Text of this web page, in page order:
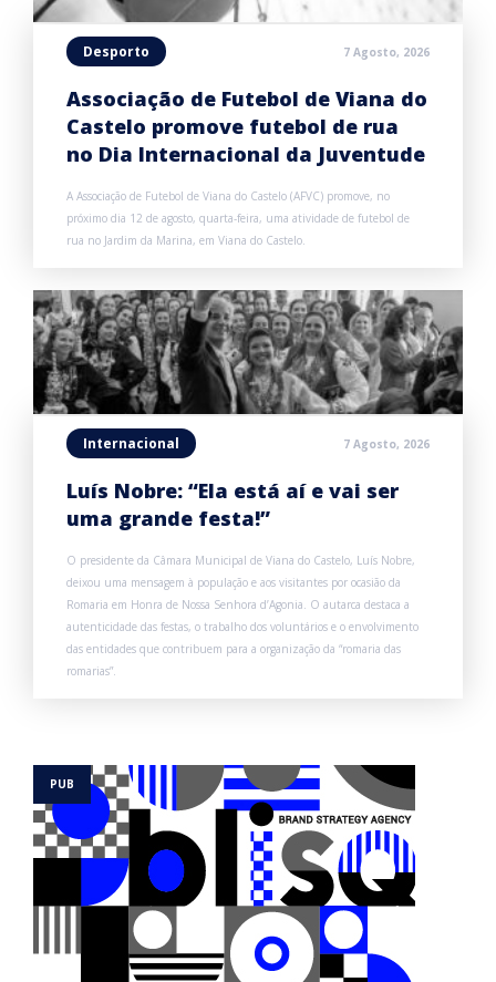
Desporto 7 Agosto, 2026
Associação de Futebol de Viana do
Castelo promove futebol de rua
no Dia Internacional da Juventude
A Associação de Futebol de Viana do Castelo (AFVC) promove, no
próximo dia 12 de agosto, quarta-feira, uma atividade de futebol de
rua no Jardim da Marina, em Viana do Castelo.
Internacional 7 Agosto, 2026
Luís Nobre: “Ela está aí e vai ser
uma grande festa!”
O presidente da Câmara Municipal de Viana do Castelo, Luís Nobre,
deixou uma mensagem à população e aos visitantes por ocasião da
Romaria em Honra de Nossa Senhora d’Agonia. O autarca destaca a
autenticidade das festas, o trabalho dos voluntários e o envolvimento
das entidades que contribuem para a organização da “romaria das
romarias”.